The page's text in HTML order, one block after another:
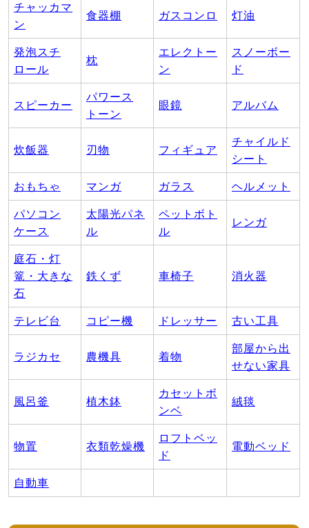
チャッカマ
ン
食器棚 ガスコンロ 灯油
発泡スチ
ロール
枕
エレクトー
ン
スノーボー
ド
スピーカー
パワース
トーン
眼鏡 アルバム
炊飯器 刃物 フィギュア
チャイルド
シート
おもちゃ マンガ ガラス ヘルメット
パソコン
ケース
太陽光パネ
ル
ペットボト
ル
レンガ
庭石・灯
篭・大きな
石
鉄くず 車椅子 消火器
テレビ台 コピー機 ドレッサー 古い工具
ラジカセ 農機具 着物
部屋から出
せない家具
風呂釜 植木鉢
カセットボ
ンベ
絨毯
物置 衣類乾燥機
ロフトベッ
ド
電動ベッド
自動車